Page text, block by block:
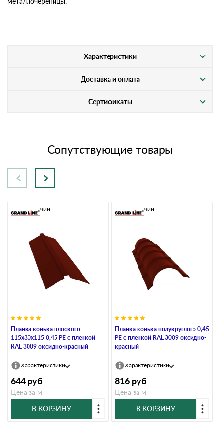
Характеристики
Доставка и оплата
Сертификаты
Сопутствующие товары
Планка конька плоского
115х30х115 0,45 PE с пленкой
RAL 3009 оксидно-красный
В наличии
Характеристики
644 руб
Цена за м
В КОРЗИНУ
Планка конька полукруглого 0,45
PE с пленкой RAL 3009 оксидно-
красный
В наличии
Характеристики
816 руб
Цена за м
В КОРЗИНУ